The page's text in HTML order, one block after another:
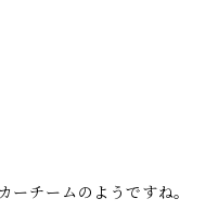
ーチームのようですね。